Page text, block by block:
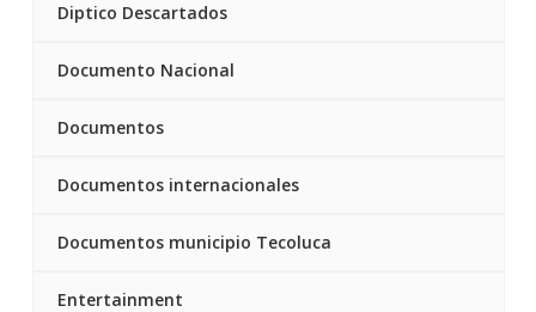
Diptico Descartados
Documento Nacional
Documentos
Documentos internacionales
Documentos municipio Tecoluca
Entertainment